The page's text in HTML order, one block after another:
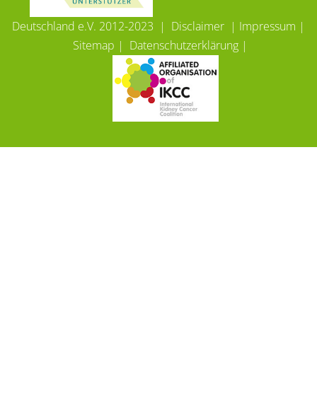
Deutschland e.V. 2012-2023 | Disclaimer | Impressum |
Sitemap | Datenschutzerklärung|